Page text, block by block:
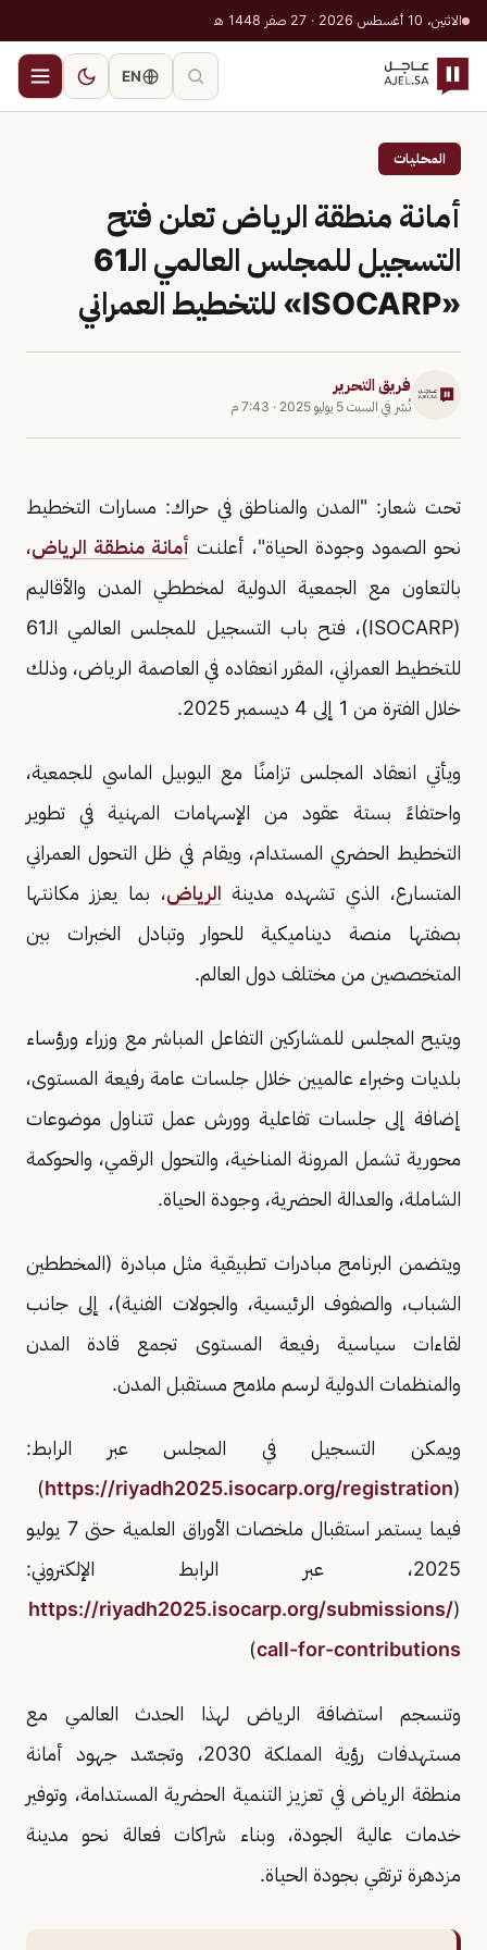
الاثنين، 10 أغسطس 2026 · 27 صفر 1448 هـ
EN
المحليات
أمانة منطقة الرياض تعلن فتح
التسجيل للمجلس العالمي الـ61
«ISOCARP» للتخطيط العمراني
فريق التحرير
نُشر في السبت 5 يوليو 2025 · 7:43 م
تحت شعار: "المدن والمناطق في حراك: مسارات التخطيط
نحو الصمود وجودة الحياة"، أعلنت أمانة منطقة الرياض،
بالتعاون مع الجمعية الدولية لمخططي المدن والأقاليم
(ISOCARP)، فتح باب التسجيل للمجلس العالمي الـ61
للتخطيط العمراني، المقرر انعقاده في العاصمة الرياض، وذلك
خلال الفترة من 1 إلى 4 ديسمبر 2025.
ويأتي انعقاد المجلس تزامنًا مع اليوبيل الماسي للجمعية،
واحتفاءً بستة عقود من الإسهامات المهنية في تطوير
التخطيط الحضري المستدام، ويقام في ظل التحول العمراني
المتسارع، الذي تشهده مدينة الرياض، بما يعزز مكانتها
بصفتها منصة ديناميكية للحوار وتبادل الخبرات بين
المتخصصين من مختلف دول العالم.
ويتيح المجلس للمشاركين التفاعل المباشر مع وزراء ورؤساء
بلديات وخبراء عالميين خلال جلسات عامة رفيعة المستوى،
إضافة إلى جلسات تفاعلية وورش عمل تتناول موضوعات
محورية تشمل المرونة المناخية، والتحول الرقمي، والحوكمة
الشاملة، والعدالة الحضرية، وجودة الحياة.
ويتضمن البرنامج مبادرات تطبيقية مثل مبادرة (المخططين
الشباب، والصفوف الرئيسية، والجولات الفنية)، إلى جانب
لقاءات سياسية رفيعة المستوى تجمع قادة المدن
والمنظمات الدولية لرسم ملامح مستقبل المدن.
ويمكن التسجيل في المجلس عبر الرابط:
(
https://riyadh2025.isocarp.org/registration
)
فيما يستمر استقبال ملخصات الأوراق العلمية حتى 7 يوليو
2025، عبر الرابط الإلكتروني:
(
https://riyadh2025.isocarp.org/submissions/
call-for-contributions
)
وتنسجم استضافة الرياض لهذا الحدث العالمي مع
مستهدفات رؤية المملكة 2030، وتجسّد جهود أمانة
منطقة الرياض في تعزيز التنمية الحضرية المستدامة، وتوفير
خدمات عالية الجودة، وبناء شراكات فعالة نحو مدينة
مزدهرة ترتقي بجودة الحياة.